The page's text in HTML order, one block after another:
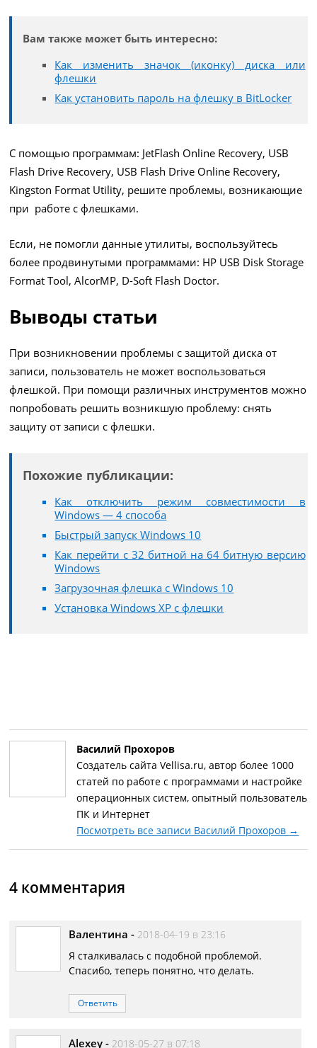
Вам также может быть интересно:
Как изменить значок (иконку) диска или
флешки
Как установить пароль на флешку в BitLocker
С помощью программам: JetFlash Online Recovery, USB
Flash Drive Recovery, USB Flash Drive Online Recovery,
Kingston Format Utility, решите проблемы, возникающие
при работе с флешками.
Если, не помогли данные утилиты, воспользуйтесь
более продвинутыми программами: HP USB Disk Storage
Format Tool, AlcorMP, D-Soft Flash Doctor.
Выводы статьи
При возникновении проблемы с защитой диска от
записи, пользователь не может воспользоваться
флешкой. При помощи различных инструментов можно
попробовать решить возникшую проблему: снять
защиту от записи с флешки.
Похожие публикации:
Как отключить режим совместимости в
Windows — 4 способа
Быстрый запуск Windows 10
Как перейти с 32 битной на 64 битную версию
Windows
Загрузочная флешка с Windows 10
Установка Windows XP с флешки
Василий Прохоров
Создатель сайта Vellisa.ru, автор более 1000
статей по работе с программами и настройке
операционных систем, опытный пользователь
ПК и Интернет
Посмотреть все записи Василий Прохоров →
4 комментария
Валентина - 2018-04-19 в 23:16
Я сталкивалась с подобной проблемой.
Спасибо, теперь понятно, что делать.
Ответить
Alexey - 2018-05-27 в 07:18